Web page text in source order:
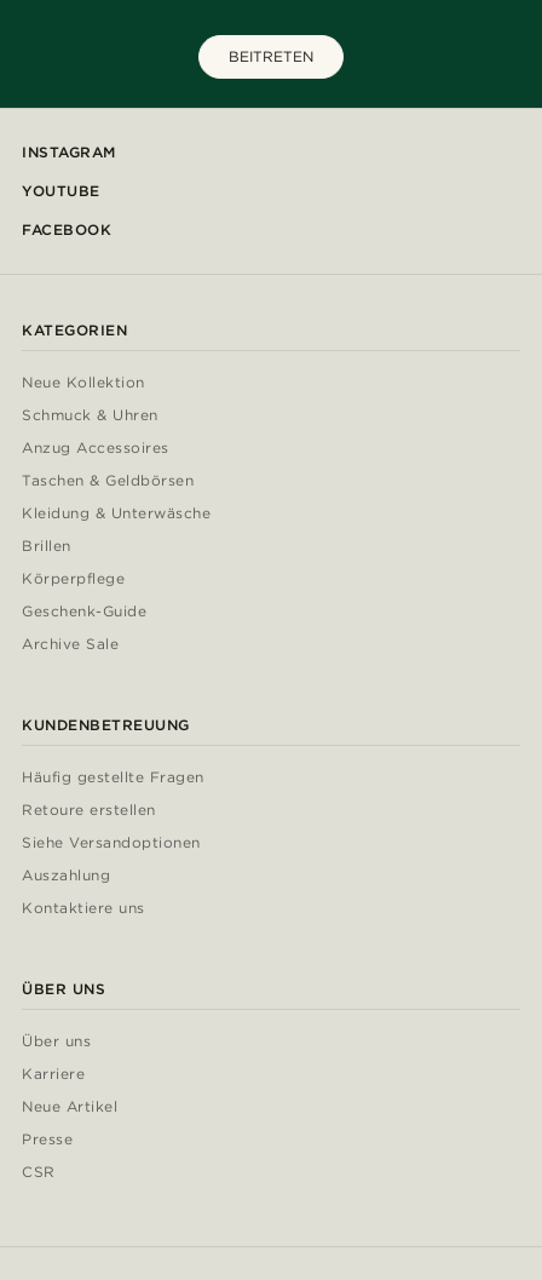
BEITRETEN
INSTAGRAM
YOUTUBE
FACEBOOK
KATEGORIEN
Neue Kollektion
Schmuck & Uhren
Anzug Accessoires
Taschen & Geldbörsen
Kleidung & Unterwäsche
Brillen
Körperpflege
Geschenk-Guide
Archive Sale
KUNDENBETREUUNG
Häufig gestellte Fragen
Retoure erstellen
Siehe Versandoptionen
Auszahlung
Kontaktiere uns
ÜBER UNS
Über uns
Karriere
Neue Artikel
Presse
CSR